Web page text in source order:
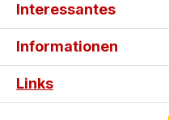
Interessantes
Informationen
Links